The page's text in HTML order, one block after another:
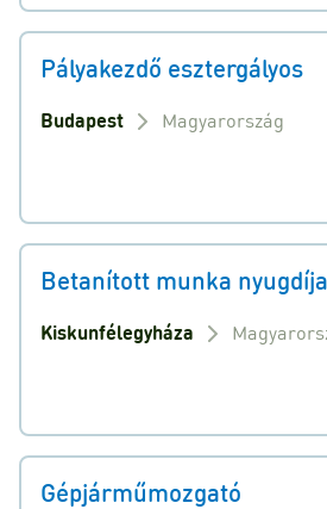
Pályakezdő esztergályos
Budapest Magyarország
Betanított munka
Kiskunfélegyháza
Gépjárműmozgató